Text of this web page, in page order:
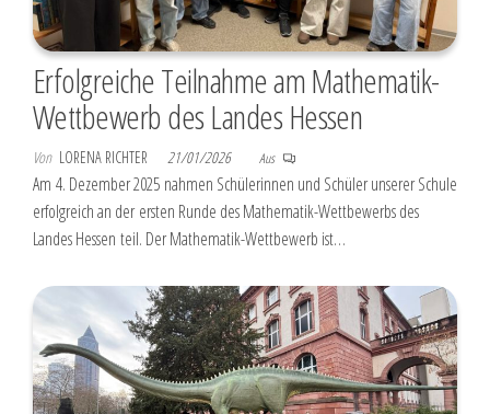
Erfolgreiche Teilnahme am Mathematik-
Wettbewerb des Landes Hessen
Von LORENA RICHTER 21/01/2026 Aus
Am 4. Dezember 2025 nahmen Schülerinnen und Schüler unserer Schule
erfolgreich an der ersten Runde des Mathematik-Wettbewerbs des
Landes Hessen teil. Der Mathematik-Wettbewerb ist…